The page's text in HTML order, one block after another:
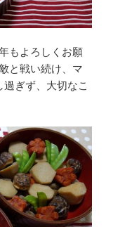
もよろしくお願
と戦い続け、マ
ぎず、大切なこ